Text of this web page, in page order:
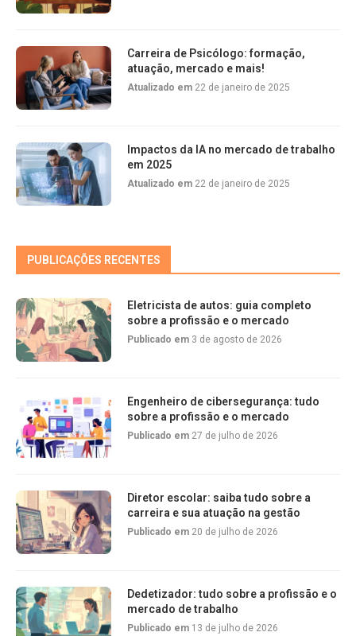
Carreira de Psicólogo: formação,
atuação, mercado e mais!
Atualizado em 22 de janeiro de 2025
Impactos da IA no mercado de trabalho
em 2025
Atualizado em 22 de janeiro de 2025
PUBLICAÇÕES RECENTES
Eletricista de autos: guia completo
sobre a profissão e o mercado
Publicado em 3 de agosto de 2026
Engenheiro de cibersegurança: tudo
sobre a profissão e o mercado
Publicado em 27 de julho de 2026
Diretor escolar: saiba tudo sobre a
carreira e sua atuação na gestão
Publicado em 20 de julho de 2026
Dedetizador: tudo sobre a profissão e o
mercado de trabalho
Publicado em 13 de julho de 2026